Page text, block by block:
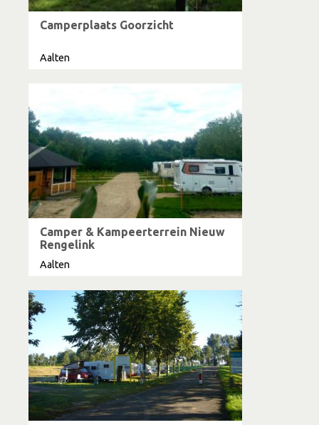
Camperplaats Goorzicht
Aalten
Camper & Kampeerterrein Nieuw
Rengelink
Aalten